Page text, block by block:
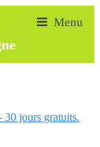
jours gratuits.